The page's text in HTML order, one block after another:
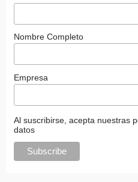
Nombre Completo
Empresa
Al suscribirse, acepta nuestras
datos